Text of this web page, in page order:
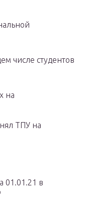
числе студентов
на
ТПУ на
01.01.21 в